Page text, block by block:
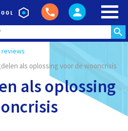
reviews
als oplossing voor de wooncrisis
als oplossing